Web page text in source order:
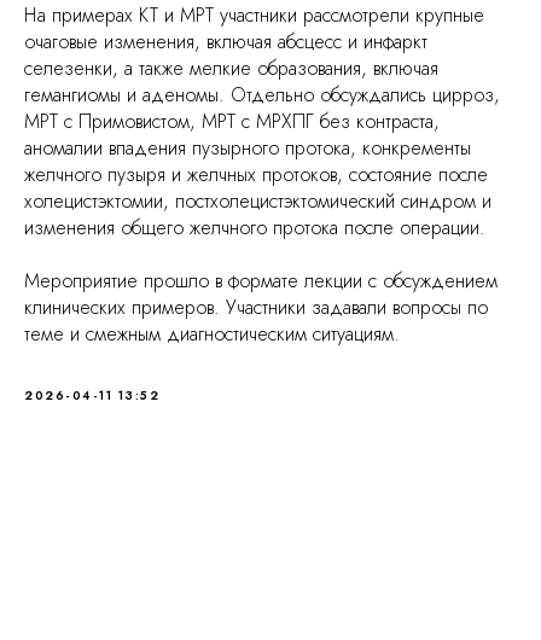
На примерах КТ и МРТ участники рассмотрели крупные
очаговые изменения, включая абсцесс и инфаркт
селезенки, а также мелкие образования, включая
гемангиомы и аденомы. Отдельно обсуждались цирроз,
МРТ с Примовистом, МРТ с МРХПГ без контраста,
аномалии впадения пузырного протока, конкременты
желчного пузыря и желчных протоков, состояние после
холецистэктомии, постхолецистэктомический синдром и
изменения общего желчного протока после операции.
Мероприятие прошло в формате лекции с обсуждением
клинических примеров. Участники задавали вопросы по
теме и смежным диагностическим ситуациям.
2026-04-11 13:52